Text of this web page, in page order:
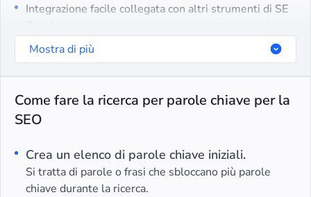
Integrazione facile collegata con altri strumenti di SE
chiave e SEO.
Mostra di più
Come fare la ricerca per parole chiave per la
SEO
Crea un elenco di parole chiave iniziali.
Si tratta di parole o frasi che sbloccano più parole
chiave durante la ricerca.